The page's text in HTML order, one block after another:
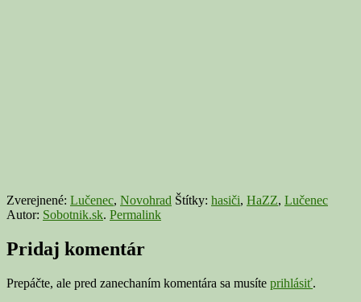
Zverejnené: Lučenec, Novohrad Štítky: hasiči, HaZZ, Lučenec
Autor: Sobotnik.sk. Permalink
Pridaj komentár
Prepáčte, ale pred zanechaním komentára sa musíte prihlásiť.